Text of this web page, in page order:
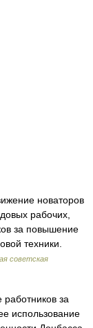
новаторов
рабочих,
за повышение
техники.
советская
за
использование